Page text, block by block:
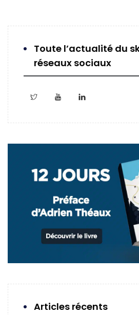
Toute l’actualité du
réseaux sociaux
Articles récents